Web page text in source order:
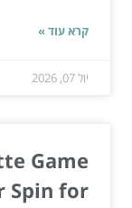
קרא עוד »
יול 07, 2026
Game
Spin for